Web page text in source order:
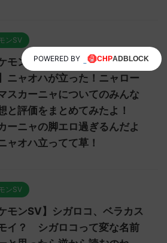
ンSV
モンスカーレット・バイオレ
ニャオハが立った！ニャロー
スカーニャについてのみんな
と評価をまとめてみたよ！
ーニャの脚エロ過ぎるんだよ
ャオハ立ってて草！
ンSV
モンSV】シガロコ、ベラカス
イ？ シガロコって変な名前
POWERED BY